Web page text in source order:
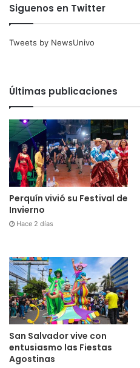
Siguenos en Twitter
Tweets by NewsUnivo
Últimas publicaciones
Perquín vivió su Festival de
Invierno
Hace 2 días
San Salvador vive con
entusiasmo las Fiestas
Agostinas